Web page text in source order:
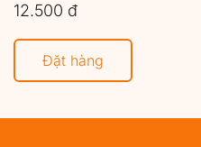
12.500 đ
Đặt hàng